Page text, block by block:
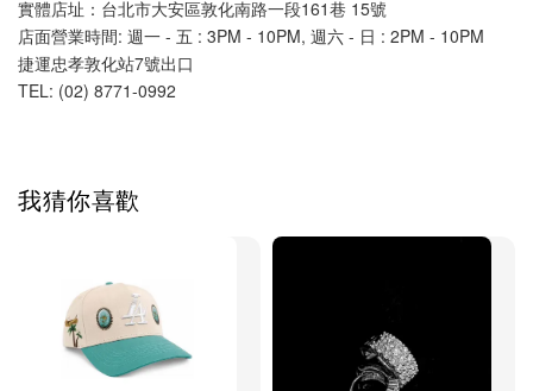
實體店址：台北市大安區敦化南路一段161巷 15號
店面營業時間: 週一 - 五 : 3PM - 10PM, 週六 - 日 : 2PM - 10PM
捷運忠孝敦化站7號出口
TEL: (02) 8771-0992
我猜你喜歡